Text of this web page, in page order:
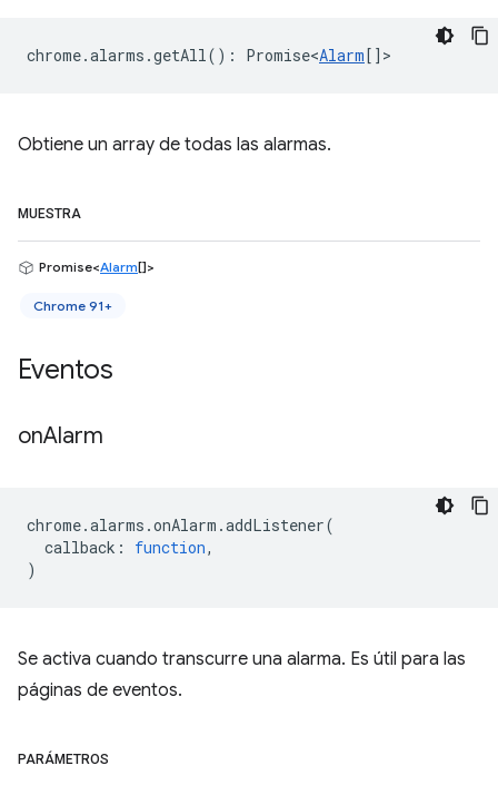
chrome.alarms .getAll() : Promise<Alarm[] >
Obtiene un array de todas las alarmas.
MUESTRA
Promise<Alarm[]>
Chrome 91+
Eventos
onAlarm
chrome.alarms .onAlarm .addListener(
callback : function,
)
Se activa cuando transcurre una alarma. Es útil para las
páginas de eventos.
PARÁMETROS